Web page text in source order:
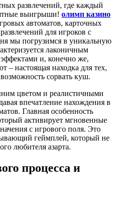
развлечений, где каждый
выигрыши! олимп казино
автоматов, карточных
для игроков с
мы погрузимся в уникальную
лаконичным
и, конечно же,
– настоящая находка для тех,
сорвать куш.
цветом и реалистичными
впечатление нахождения в
Главная особенность
активирует мгновенные
с игрового поля. Это
геймплей, который не
любителя азарта.
процесса и